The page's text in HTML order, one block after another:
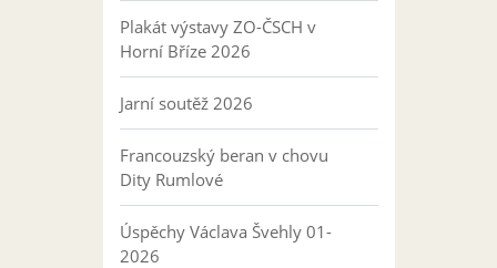
Plakát výstavy ZO-ČSCH v
Horní Bříze 2026
Jarní soutěž 2026
Francouzský beran v chovu
Dity Rumlové
Úspěchy Václava Švehly 01-
2026